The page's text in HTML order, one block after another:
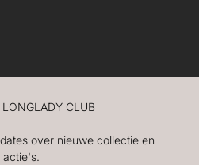
CLUB
over nieuwe collectie en
actie's.